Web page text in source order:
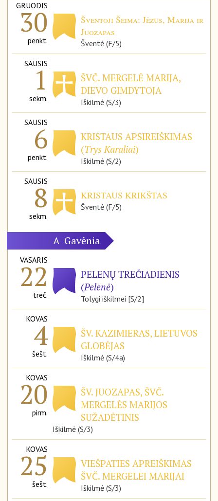
GRUODIS
30
penkt.
Šventoji Šeima: Jėzus, Marija ir
Juozapas
Šventė (F/5)
SAUSIS
1
sekm.
ŠVČ. MERGELĖ MARIJA,
DIEVO GIMDYTOJA
Iškilmė (S/3)
SAUSIS
6
penkt.
KRISTAUS APSIREIŠKIMAS
(Trys Karaliai)
Iškilmė (S/2)
SAUSIS
8
sekm.
KRISTAUS KRIKŠTAS
Šventė (F/5)
A Gavėnia
VASARIS
22
treč.
PELENŲ TREČIADIENIS
(Pelenė)
Tolygi iškilmei [S/2]
KOVAS
4
šešt.
ŠV. KAZIMIERAS, LIETUVOS
GLOBĖJAS
Iškilmė (S/4a)
KOVAS
20
pirm.
ŠV. JUOZAPAS, ŠVČ.
MERGELĖS MARIJOS
SUŽADĖTINIS
Iškilmė (S/3)
KOVAS
25
šešt.
VIEŠPATIES APREIŠKIMAS
ŠVČ. MERGELEI MARIJAI
Iškilmė (S/3)